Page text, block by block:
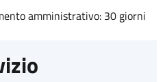
amministrativo: 30 giorni